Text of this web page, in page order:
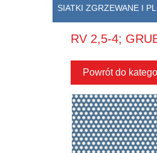
SIATKI ZGRZEWANE I
RV 2,5-4;
Powrót do